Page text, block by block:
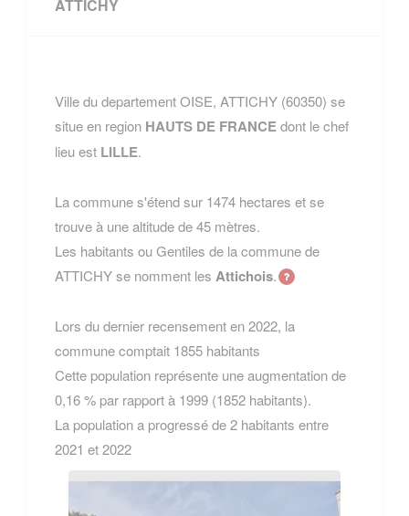
ATTICHY
Ville du departement OISE, ATTICHY (60350) se
situe en region HAUTS DE FRANCEdont le chef
lieu est LILLE.
La commune s'étend sur 1474 hectares et se
trouve à une altitude de 45 mètres.
Les habitants ou Gentiles de la commune de
ATTICHY se nomment les Attichois.
Lors du dernier recensement en 2022, la
commune comptait 1855 habitants
Cette population représente une augmentation de
0,16 % par rapport à 1999 (1852 habitants).
La population a progressé de 2 habitants entre
2021 et 2022